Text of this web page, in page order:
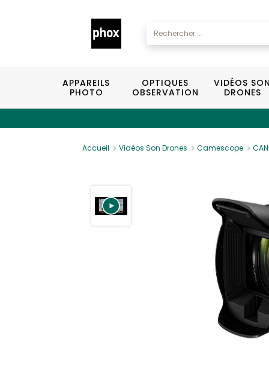
APPAREILS
PHOTO
OPTIQUES
OBSERVATION
VIDÉOS SON
DRONES
Accueil Vidéos Son Drones Camescope